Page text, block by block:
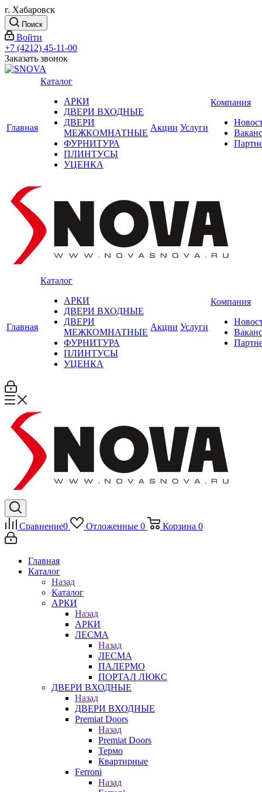
г. Хабаровск
Поиск
Войти
+7 (4212) 45-11-00
Заказать звонок
Главная
Каталог
АРКИ
ДВЕРИ ВХОДНЫЕ
ДВЕРИ
МЕЖКОМНАТНЫЕ
ФУРНИТУРА
ПЛИНТУСЫ
УЦЕНКА
Акции Услуги
Компания
Главная
Каталог
АРКИ
ДВЕРИ ВХОДНЫЕ
ДВЕРИ
МЕЖКОМНАТНЫЕ
ФУРНИТУРА
ПЛИНТУСЫ
УЦЕНКА
Акции Услуги
Компания
Сравнение0 Отложенные 0 Корзина 0
Главная
Каталог
Назад
Каталог
АРКИ
Назад
АРКИ
ЛЕСМА
Назад
ЛЕСМА
ПАЛЕРМО
ПОРТАЛ ЛЮКС
ДВЕРИ ВХОДНЫЕ
Назад
ДВЕРИ ВХОДНЫЕ
Premiat Doors
Назад
Premiat Doors
Термо
Квартирные
Ferroni
Назад